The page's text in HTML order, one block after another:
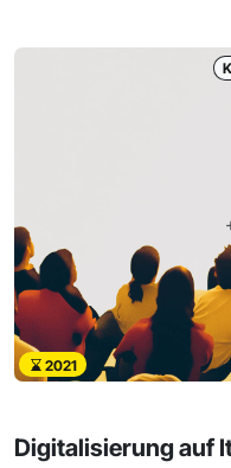
2021
Digitalisierung auf